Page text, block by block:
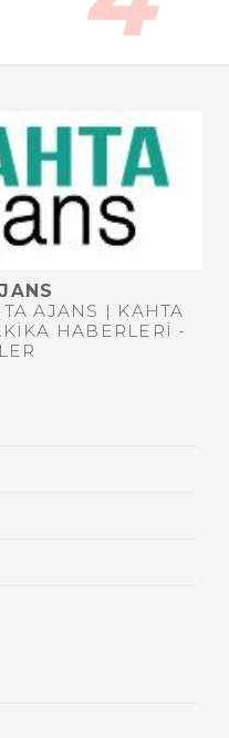
AJANS | KAHTA
HABERLERI -